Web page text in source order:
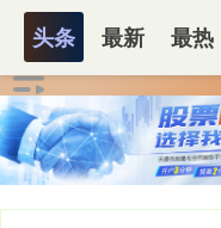
头条 最新 最热